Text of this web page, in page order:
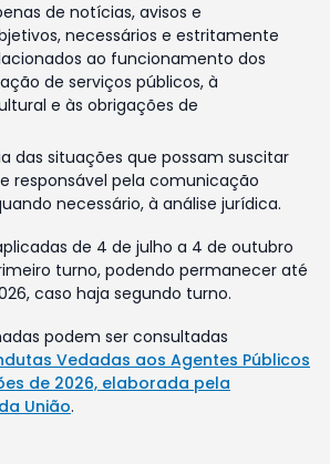
de notícias, avisos e
necessários e estritamente
ao funcionamento dos
de serviços públicos, à
e às obrigações de
das situações que possam suscitar
responsável pela comunicação
necessário, à análise jurídica.
de 4 de julho a 4 de outubro
turno, podendo permanecer até
caso haja segundo turno.
podem ser consultadas
Vedadas aos Agentes Públicos
de 2026, elaborada pela
União.